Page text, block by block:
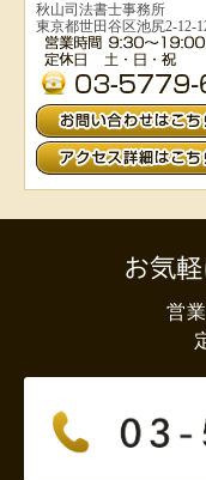
秋山司法書士事務所
東京都世田谷区池尻2-12-
お気
営